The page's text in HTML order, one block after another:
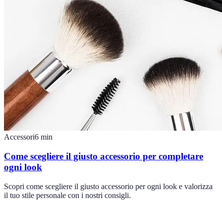
Accessori6 min
Come scegliere il giusto accessorio per completare
ogni look
Scopri come scegliere il giusto accessorio per ogni look e valorizza
il tuo stile personale con i nostri consigli.